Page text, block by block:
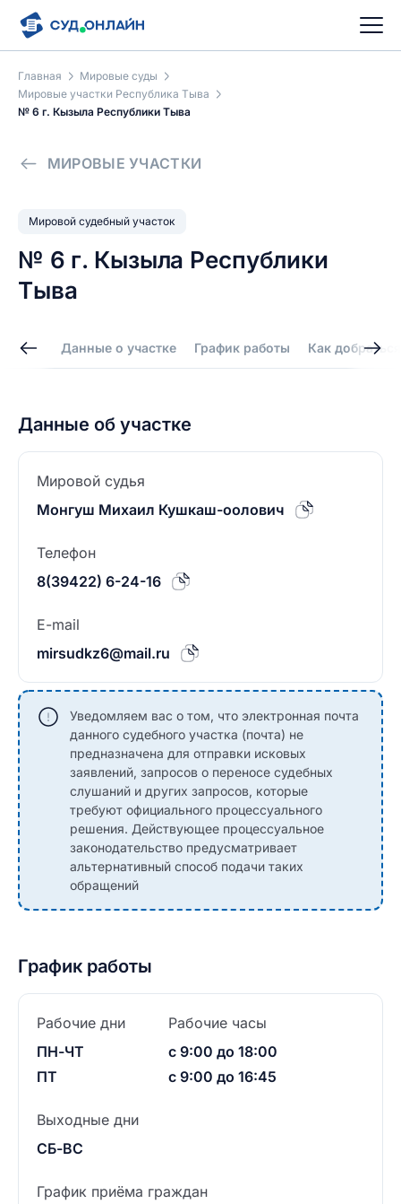
Главная
Мировые суды
Мировые участки Республика Тыва
№ 6 г. Кызыла Республики Тыва
МИРОВЫЕ УЧАСТКИ
Мировой судебный участок
№ 6 г. Кызыла Республики
Тыва
Данные о участке График работы Как добраться
Данные об участке
Мировой судья
Монгуш Михаил Кушкаш-оолович
Телефон
8(39422) 6-24-16
E-mail
mirsudkz6@mail.ru
Уведомляем вас о том, что электронная почта
данного судебного участка (почта) не
предназначена для отправки исковых
заявлений, запросов о переносе судебных
слушаний и других запросов, которые
требуют официального процессуального
решения. Действующее процессуальное
законодательство предусматривает
альтернативный способ подачи таких
обращений
График работы
Рабочие дни
ПН-ЧТ
ПТ
Рабочие часы
с 9:00 до 18:00
с 9:00 до 16:45
Выходные дни
СБ-ВС
График приёма граждан